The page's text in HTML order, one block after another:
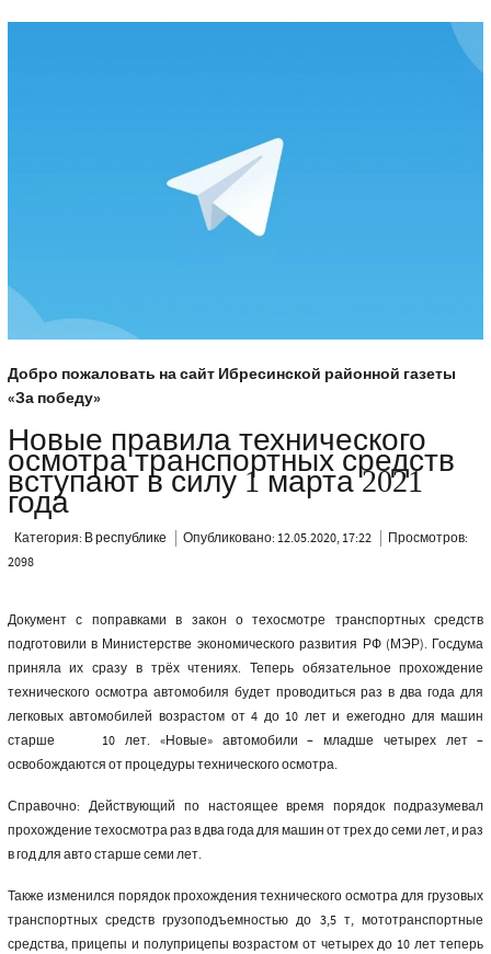
Добро пожаловать на сайт Ибресинской районной газеты
«За победу»
Новые правила технического
осмотра транспортных средств
вступают в силу 1 марта 2021
года
Категория: В республике Опубликовано: 12.05.2020, 17:22
Просмотров:
2098
Документ с поправками в закон о техосмотре транспортных средств
подготовили в Министерстве экономического развития РФ (МЭР). Госдума
приняла их сразу в трёх чтениях. Теперь обязательное прохождение
технического осмотра автомобиля будет проводиться раз в два года для
легковых автомобилей возрастом от 4 до 10 лет и ежегодно для машин
старше 10 лет. «Новые» автомобили – младше четырех лет –
освобождаются от процедуры технического осмотра.
Справочно: Действующий по настоящее время порядок подразумевал
прохождение техосмотра раз в два года для машин от трех до семи лет, и раз
в год для авто старше семи лет.
Также изменился порядок прохождения технического осмотра для грузовых
транспортных средств грузоподъемностью до 3,5 т, мототранспортные
средства, прицепы и полуприцепы возрастом от четырех до 10 лет теперь